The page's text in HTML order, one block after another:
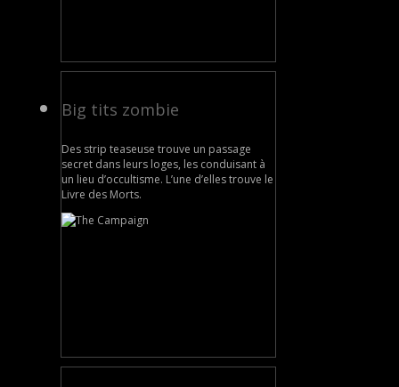
Big tits zombie
Des strip teaseuse trouve un passage
secret dans leurs loges, les conduisant à
un lieu d’occultisme. L’une d’elles trouve le
Livre des Morts.